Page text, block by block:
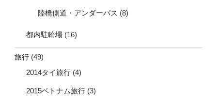
陸橋側道・アンダーパス (8)
都内駐輪場 (16)
旅行 (49)
2014タイ旅行 (4)
2015ベトナム旅行 (3)